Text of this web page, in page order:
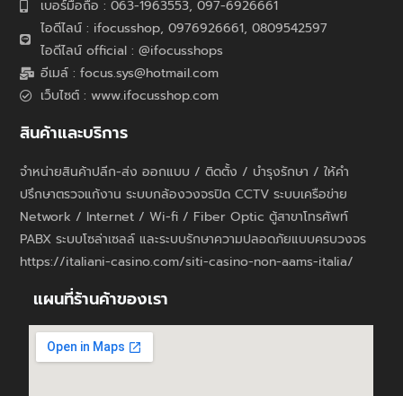
เบอร์มือถือ : 063-1963553, 097-6926661
ไอดีไลน์ : ifocusshop, 0976926661, 0809542597
ไอดีไลน์ official : @ifocusshops
อีเมล์ : focus.sys@hotmail.com
เว็บไซต์ : www.ifocusshop.com
สินค้าและบริการ
จำหน่ายสินค้าปลีก-ส่ง ออกแบบ / ติดตั้ง / บำรุงรักษา / ให้คำ
ปรึกษาตรวจแก้งาน ระบบกล้องวงจรปิด CCTV ระบบเครือข่าย
Network / Internet / Wi-fi / Fiber Optic ตู้สาขาโทรศัพท์
PABX ระบบโซล่าเซลล์ และระบบรักษาความปลอดภัยแบบครบวงจร
https://italiani-casino.com/siti-casino-non-aams-italia/
แผนที่ร้านค้าของเรา